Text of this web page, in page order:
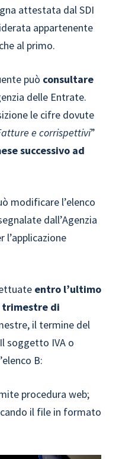
attestata dal SDI
appartenente
al primo.
può consultare
delle Entrate.
le cifre dovute
e corrispettivi”
successivo ad
modificare l’elenco
dall’Agenzia
l’applicazione
entro l’ultimo
trimestre di
il termine del
soggetto IVA o
B:
procedura web;
il file in formato